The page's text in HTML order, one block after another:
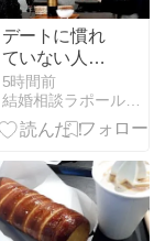
デートに慣れ
ていない人ほ
ど、不器用さ
の裏に目を向
けよう
5時間前
結婚相談ラポール横浜 幸せな結婚へと導くお手伝いをいたします